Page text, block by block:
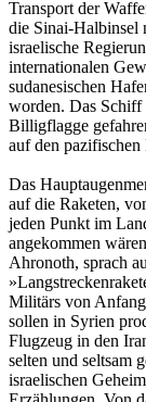
Transport der
die Sinai-Halbinsel
israelische
internationalen
sudanesischen
worden. Das Schiff
Billigflagge
auf den
Das
auf die Raketen,
jeden Punkt im
angekommen
Ahronoth, sprach
Militärs von
sollen in Syrien
Flugzeug in den
selten und seltsam
israelischen